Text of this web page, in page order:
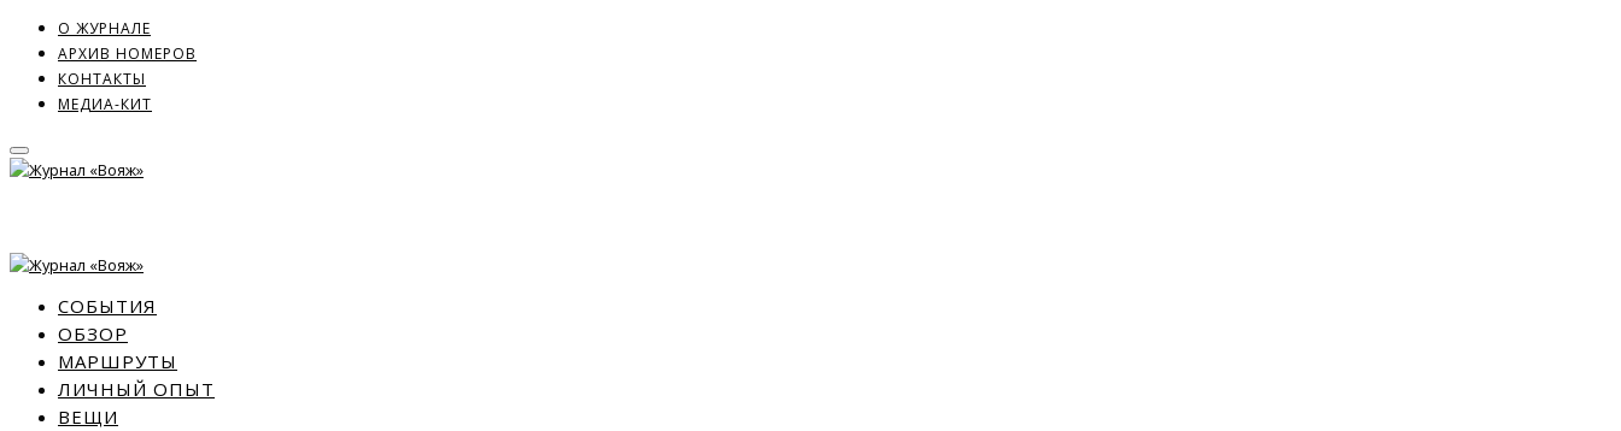
О ЖУРНАЛЕ
АРХИВ НОМЕРОВ
КОНТАКТЫ
МЕДИА-КИТ
СОБЫТИЯ
ОБЗОР
МАРШРУТЫ
ЛИЧНЫЙ ОПЫТ
ВЕЩИ